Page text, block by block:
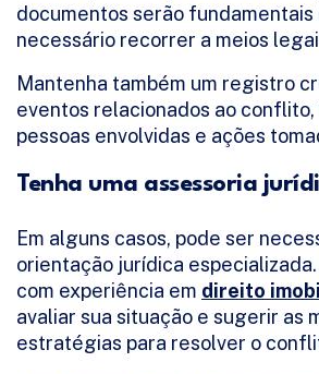
documentos serão fundamentais
necessário recorrer a meios
Mantenha também um registro
eventos relacionados ao
pessoas envolvidas e ações
Tenha uma assessoria
Em alguns casos, pode ser
orientação jurídica
com experiência em direito
avaliar sua situação e sugerir as
estratégias para resolver o